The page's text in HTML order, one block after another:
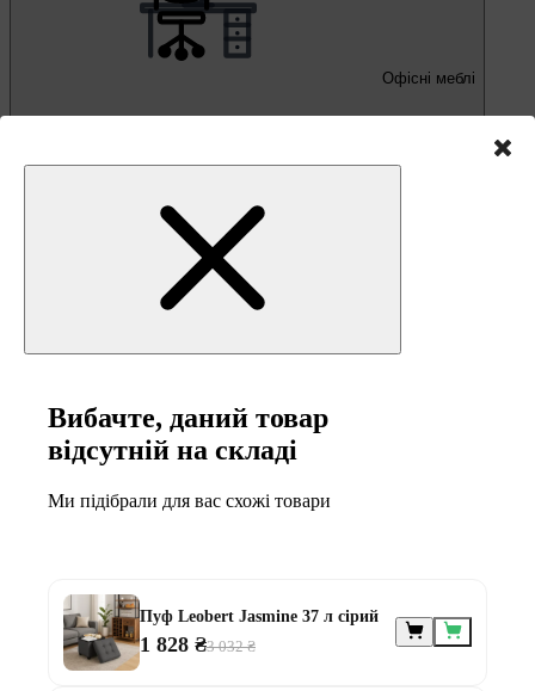
Офісні меблі
Письмові та комп'ютерні столи
Офісні крісла та стільці
кемпінгу
Вибачте, даний товар
відсутній на складі
Ми підібрали для вас схожі товари
Пуф Leobert Jasmine 37 л сірий
1 828 ₴3 032 ₴